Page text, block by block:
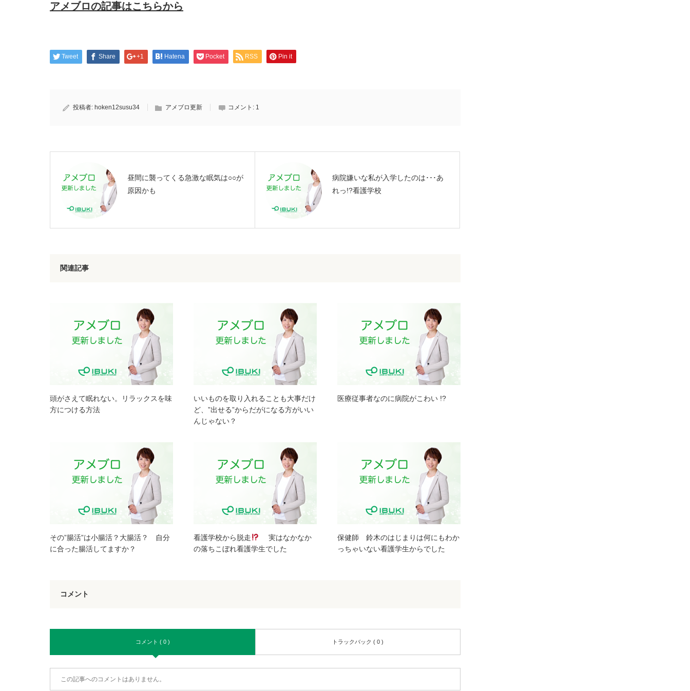
アメブロの記事はこちらから
Tweet Share +1 Hatena Pocket RSS Pin it
投稿者: hoken12susu34 アメブロ更新 コメント: 1
昼間に襲ってくる急激な眠気は○○が
原因かも
病院嫌いな私が入学したのは･･･あ
れっ!?看護学校
関連記事
頭がさえて眠れない。リラックスを味
方につける方法
いいものを取り入れることも大事だけ
ど、”出せる”からだがになる方がいい
んじゃない？
医療従事者なのに病院がこわい !?
その”腸活”は小腸活？大腸活？ 自分
に合った腸活してますか？
看護学校から脱走
実はなかなか
の落ちこぼれ看護学生でした
保健師 鈴木のはじまりは何にもわか
っちゃいない看護学生からでした
コメント
コメント ( 0 ) トラックバック ( 0 )
この記事へのコメントはありません。